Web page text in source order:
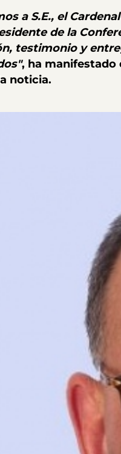
a S.E., el
de la
testimonio y
, ha manifestado
noticia.